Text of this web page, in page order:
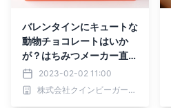
バレンタインにキュートな
動物チョコレートはいか
が？はちみつメーカー直営
「パティスリーQBG」がJ
R新橋駅に催事初出店！
【2/1(水)〜15(水)】
2023-02-02 11:00
株式会社クインビーガーデン